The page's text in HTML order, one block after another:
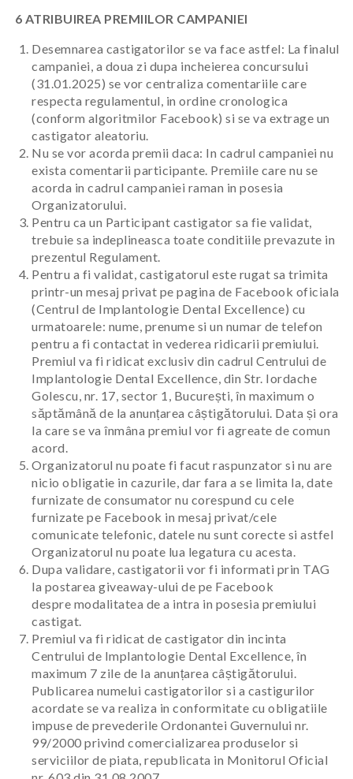
6 ATRIBUIREA PREMIILOR CAMPANIEI
Desemnarea castigatorilor se va face astfel: La finalul
campaniei, a doua zi dupa incheierea concursului
(31.01.2025) se vor centraliza comentariile care
respecta regulamentul, in ordine cronologica
(conform algoritmilor Facebook) si se va extrage un
castigator aleatoriu.
Nu se vor acorda premii daca: In cadrul campaniei nu
exista comentarii participante. Premiile care nu se
acorda in cadrul campaniei raman in posesia
Organizatorului.
Pentru ca un Participant castigator sa fie validat,
trebuie sa indeplineasca toate conditiile prevazute in
prezentul Regulament.
Pentru a fi validat, castigatorul este rugat sa trimita
printr-un mesaj privat pe pagina de Facebook oficiala
(Centrul de Implantologie Dental Excellence) cu
urmatoarele: nume, prenume si un numar de telefon
pentru a fi contactat in vederea ridicarii premiului.
Premiul va fi ridicat exclusiv din cadrul Centrului de
Implantologie Dental Excellence, din Str. Iordache
Golescu, nr. 17, sector 1, București, în maximum o
săptămână de la anunțarea câștigătorului. Data și ora
la care se va înmâna premiul vor fi agreate de comun
acord.
Organizatorul nu poate fi facut raspunzator si nu are
nicio obligatie in cazurile, dar fara a se limita la, date
furnizate de consumator nu corespund cu cele
furnizate pe Facebook in mesaj privat/cele
comunicate telefonic, datele nu sunt corecte si astfel
Organizatorul nu poate lua legatura cu acesta.
Dupa validare, castigatorii vor fi informati prin TAG
la postarea giveaway-ului de pe Facebook
despre modalitatea de a intra in posesia premiului
castigat.
Premiul va fi ridicat de castigator din incinta
Centrului de Implantologie Dental Excellence, în
maximum 7 zile de la anunțarea câștigătorului.
Publicarea numelui castigatorilor si a castigurilor
acordate se va realiza in conformitate cu obligatiile
impuse de prevederile Ordonantei Guvernului nr.
99/2000 privind comercializarea produselor si
serviciilor de piata, republicata in Monitorul Oficial